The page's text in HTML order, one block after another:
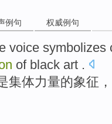
例句 权威例句
voice symbolizes
of black art .
集体力量的象征 ，